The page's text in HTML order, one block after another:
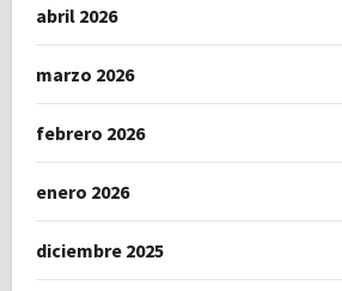
abril 2026
marzo 2026
febrero 2026
enero 2026
diciembre 2025